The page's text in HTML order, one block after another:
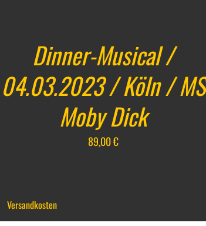
Dinner-Musical /
04.03.2023 / Köln / MS
Moby Dick
89,00€
Versandkosten